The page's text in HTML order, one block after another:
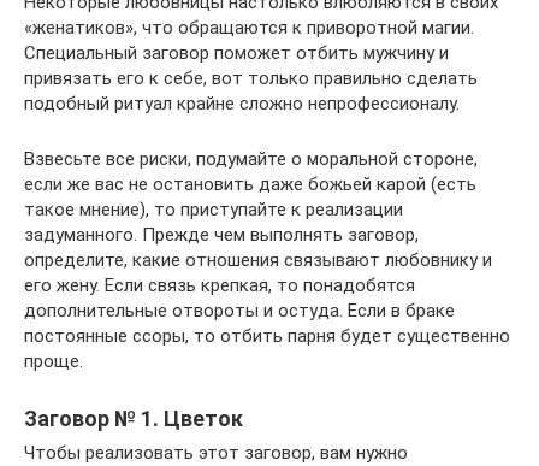
«женатиков», что обращаются к приворотной магии.
Специальный заговор поможет отбить мужчину и
привязать его к себе, вот только правильно сделать
подобный ритуал крайне сложно непрофессионалу.
Взвесьте все риски, подумайте о моральной стороне,
если же вас не остановить даже божьей карой (есть
такое мнение), то приступайте к реализации
задуманного. Прежде чем выполнять заговор,
определите, какие отношения связывают любовнику и
его жену. Если связь крепкая, то понадобятся
дополнительные отвороты и остуда. Если в браке
постоянные ссоры, то отбить парня будет существенно
проще.
Заговор № 1. Цветок
Чтобы реализовать этот заговор, вам нужно